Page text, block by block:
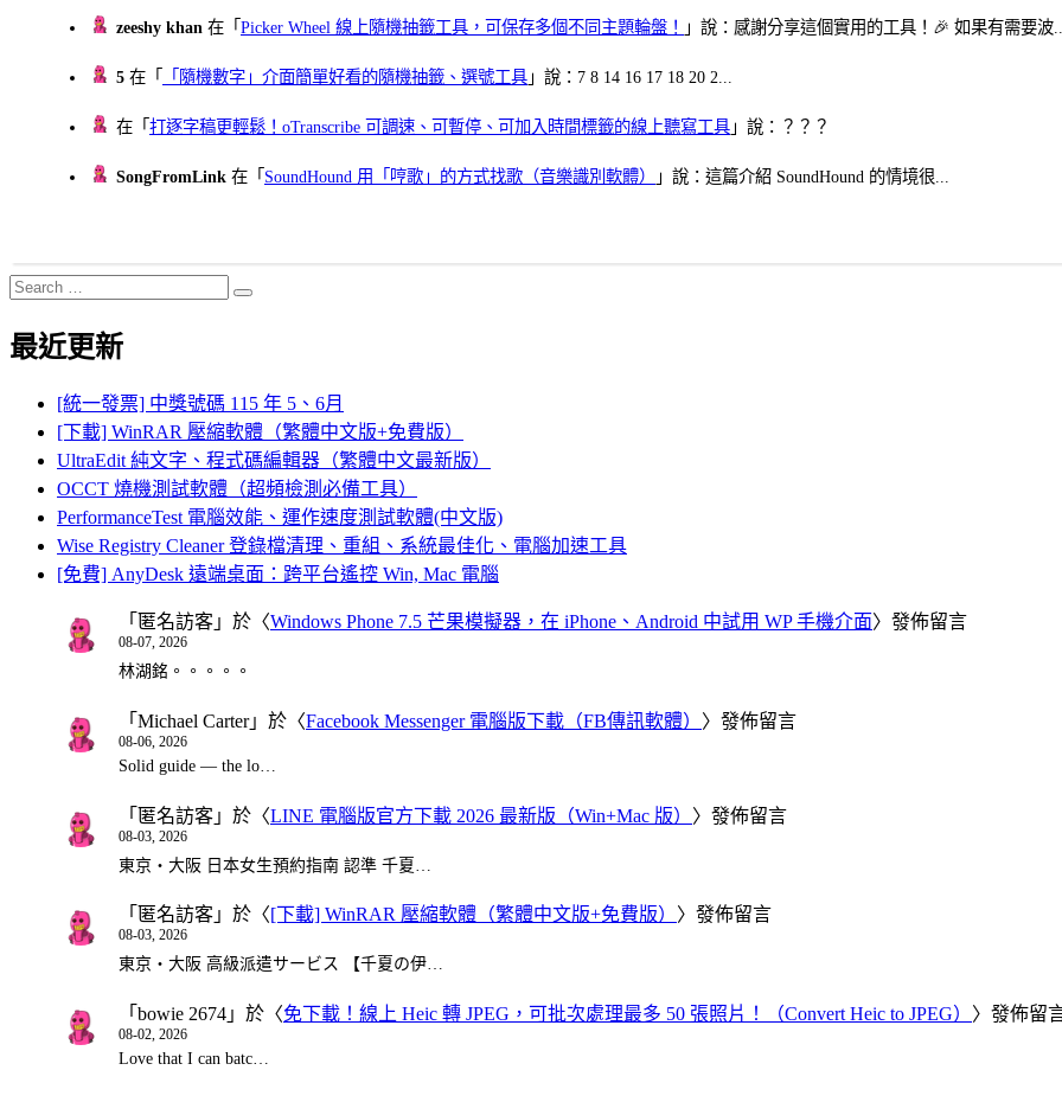
zeeshy khan 在「Picker Wheel 線上隨機抽籤工具，可保存多個不同主題輪盤！ 」說：感謝分享這個實用的工具！🎉 如果有需要波
5 在「 「隨機數字」介面簡單好看的隨機抽籤、選號工具 」說：7 8 14 16 17 18 20 2...
在「打逐字稿更輕鬆！oTranscribe 可調速、可暫停、可加入時間標籤的線上聽寫工具 」說：？？？
SongFromLink 在「 SoundHound 用「哼歌」的方式找歌（音樂識別軟體） 」說：這篇介紹 SoundHound 的情境很...
Search
for:
Search
最近更新
[統一發票] 中獎號碼 115 年 5、6月
[下載] WinRAR 壓縮軟體（繁體中文版+免費版）
UltraEdit 純文字、程式碼編輯器（繁體中文最新版）
OCCT 燒機測試軟體（超頻檢測必備工具）
PerformanceTest 電腦效能、運作速度測試軟體(中文版)
Wise Registry Cleaner 登錄檔清理、重組、系統最佳化、電腦加速工具
[免費] AnyDesk 遠端桌面：跨平台遙控 Win, Mac 電腦
「 匿名訪客 」於〈Windows Phone 7.5 芒果模擬器，在 iPhone、Android 中試用 WP 手機介面〉發佈留言
08-07, 2026
林湖銘。。。。。
「 Michael Carter」於〈Facebook Messenger 電腦版下載（FB傳訊軟體） 〉發佈留言
08-06, 2026
Solid guide — the lo…
「 匿名訪客 」於〈LINE 電腦版官方下載 2026 最新版（Win+Mac 版） 〉發佈留言
08-03, 2026
東京・大阪 日本女生預約指南 認準 千夏…
「 匿名訪客 」於〈[下載] WinRAR 壓縮軟體（繁體中文版+免費版） 〉發佈留言
08-03, 2026
東京・大阪 高級派遣サービス 【千夏の伊…
「 bowie 2674 」於〈免下載！線上 Heic 轉 JPEG，可批次處理最多 50 張照片！（Convert Heic to JPEG） 〉發佈留
08-02, 2026
Love that I can batc…